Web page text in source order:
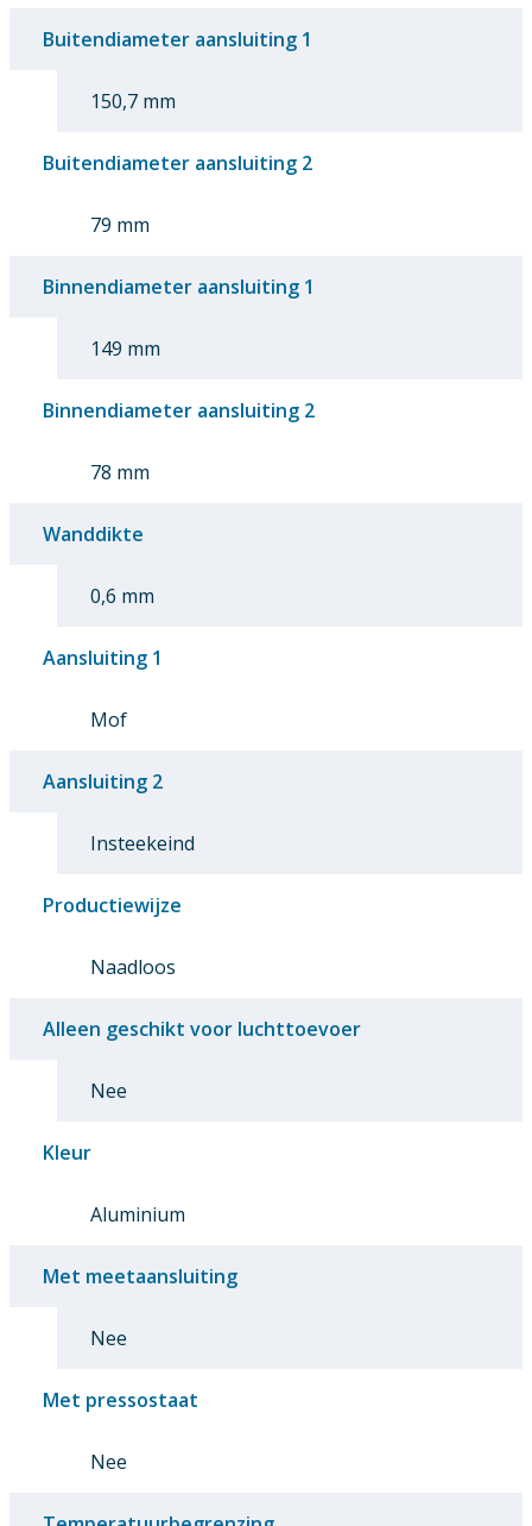
Buitendiameter aansluiting 1
150,7 mm
Buitendiameter aansluiting 2
79 mm
Binnendiameter aansluiting 1
149 mm
Binnendiameter aansluiting 2
78 mm
Wanddikte
0,6 mm
Aansluiting 1
Mof
Aansluiting 2
Insteekeind
Productiewijze
Naadloos
Alleen geschikt voor luchttoevoer
Nee
Kleur
Aluminium
Met meetaansluiting
Nee
Met pressostaat
Nee